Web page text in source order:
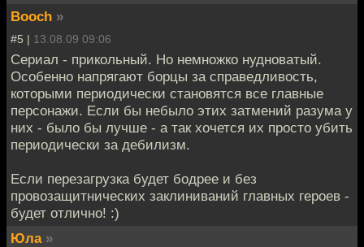
Booch »
#5 | 13.08.09 09:06
Сериал - прикольный. Но немножко нудноватый.
Особенно напрягают борцы за справедливость,
которыми периодически становятся все главные
персонажи. Если бы небыло этих затмений разума у
них - было бы лучше - а так хочется их просто убить
периодически за дебилизм.
Если перезагрузка будет бодрее и без
провозащитнических заклиниваний главных героев -
будет отлично! :)
Юла »